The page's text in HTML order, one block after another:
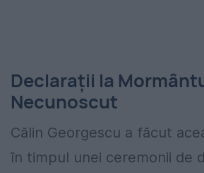
Declarații la
Necunoscut
Călin Georgescu a făcut
în timpul unei ceremonii de